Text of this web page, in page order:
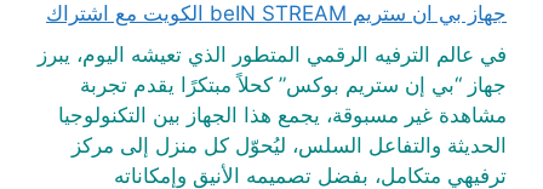
جهاز بي ان ستريم beIN STREAM الكويت مع اشتراك
في عالم الترفيه الرقمي المتطور الذي تعيشه اليوم، يبرز
جهاز “بي إن ستريم بوكس” كحلاً مبتكرًا يقدم تجربة
مشاهدة غير مسبوقة، يجمع هذا الجهاز بين التكنولوجيا
الحديثة والتفاعل السلس، ليُحوّل كل منزل إلى مركز
ترفيهي متكامل، بفضل تصميمه الأنيق وإمكاناته